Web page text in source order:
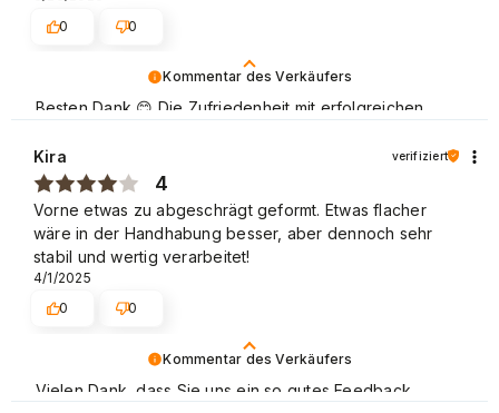
Kommentar des Verkäufers
Besten Dank 😊 Die Zufriedenheit mit erfolgreichen
Grüße
0
0
Kommentar des Verkäufers
Vielen Dank, dass Sie uns ein so gutes Feedback
Kira verifiziert
4
Vorne etwas zu abgeschrägt geformt. Etwas flacher
wäre in der Handhabung besser, aber dennoch sehr
stabil und wertig verarbeitet!
4/1/2025
0
0